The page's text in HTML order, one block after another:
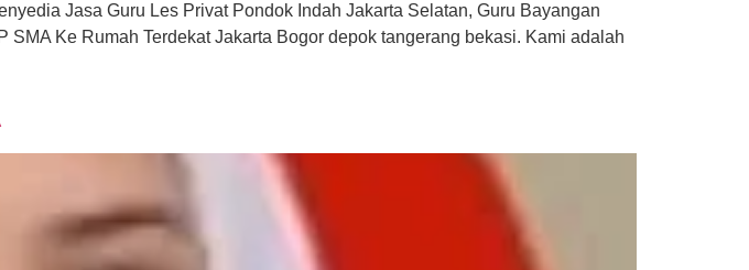
Jasa Guru Les Privat Pondok Indah Jakarta Selatan, Guru Bayangan
Ke Rumah Terdekat Jakarta Bogor depok tangerang bekasi. Kami adalah